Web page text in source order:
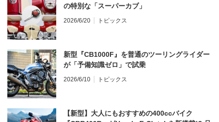
の特別な「スーパーカブ」
2026/6/20 トピックス
新型『CB1000F』を普通のツーリングライダー
が「予備知識ゼロ」で試乗
2026/6/10 トピックス
【新型】大人にもおすすめの400ccバイク